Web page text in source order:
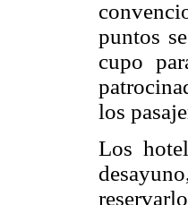
puntos
cupo
los
Los